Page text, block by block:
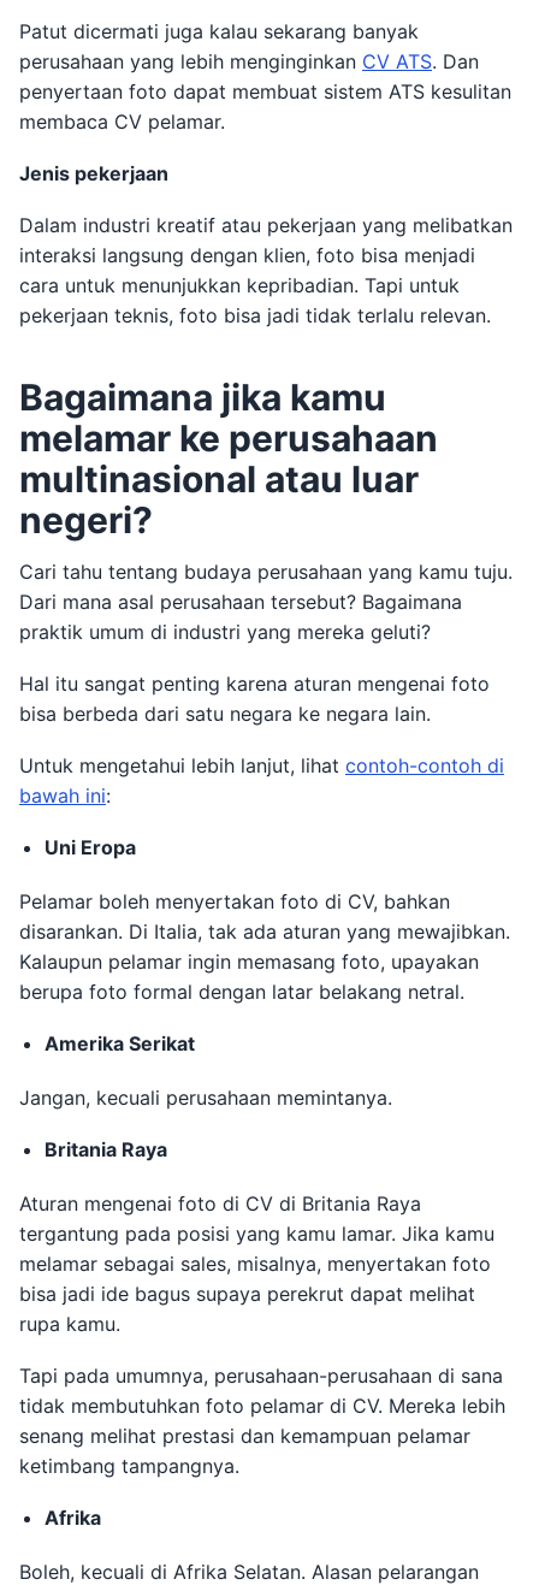
Patut dicermati juga kalau sekarang banyak
perusahaan yang lebih menginginkan CV ATS. Dan
penyertaan foto dapat membuat sistem ATS kesulitan
membaca CV pelamar.
Jenis pekerjaan
Dalam industri kreatif atau pekerjaan yang melibatkan
interaksi langsung dengan klien, foto bisa menjadi
cara untuk menunjukkan kepribadian. Tapi untuk
pekerjaan teknis, foto bisa jadi tidak terlalu relevan.
Bagaimana jika kamu
melamar ke perusahaan
multinasional atau luar
negeri?
Cari tahu tentang budaya perusahaan yang kamu tuju.
Dari mana asal perusahaan tersebut? Bagaimana
praktik umum di industri yang mereka geluti?
Hal itu sangat penting karena aturan mengenai foto
bisa berbeda dari satu negara ke negara lain.
Untuk mengetahui lebih lanjut, lihat contoh-contoh di
bawah ini:
Uni Eropa
Pelamar boleh menyertakan foto di CV, bahkan
disarankan. Di Italia, tak ada aturan yang mewajibkan.
Kalaupun pelamar ingin memasang foto, upayakan
berupa foto formal dengan latar belakang netral.
Amerika Serikat
Jangan, kecuali perusahaan memintanya.
Britania Raya
Aturan mengenai foto di CV di Britania Raya
tergantung pada posisi yang kamu lamar. Jika kamu
melamar sebagai sales, misalnya, menyertakan foto
bisa jadi ide bagus supaya perekrut dapat melihat
rupa kamu.
Tapi pada umumnya, perusahaan-perusahaan di sana
tidak membutuhkan foto pelamar di CV. Mereka lebih
senang melihat prestasi dan kemampuan pelamar
ketimbang tampangnya.
Afrika
Boleh, kecuali di Afrika Selatan. Alasan pelarangan